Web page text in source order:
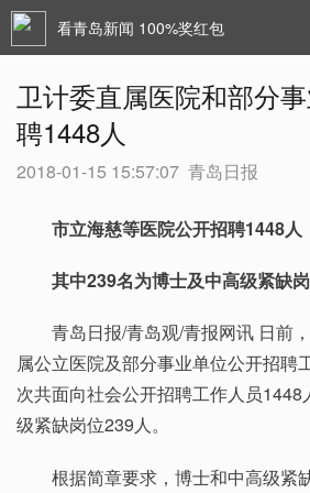
看青岛新闻 100%奖红包
卫计委直属医院和部分
聘1448人
2018-01-15 15:57:07 青岛日报
市立海慈等医院公开招聘1448人
其中239名为博士及中高级紧缺
青岛日报/青岛观/青报网讯 日前
属公立医院及部分事业单位公开招聘
次共面向社会公开招聘工作人员1448
级紧缺岗位239人。
根据简章要求，博士和中高级紧